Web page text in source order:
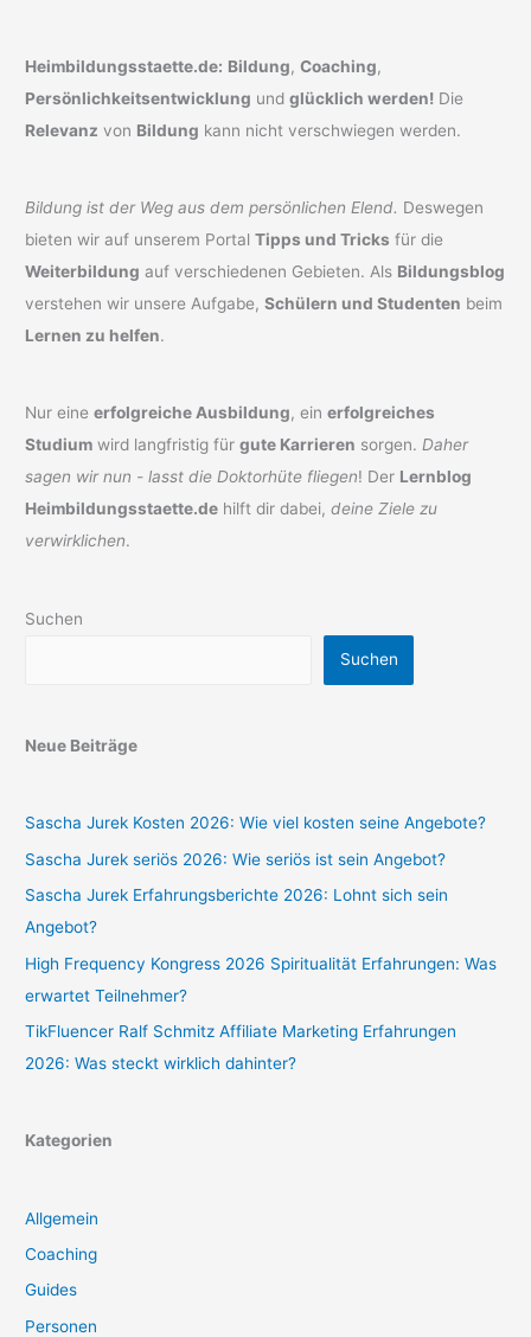
Heimbildungsstaette.de: Bildung,Coaching,
Persönlichkeitsentwicklung undglücklich werden! Die
Relevanz von Bildung kann nicht verschwiegen werden.
Bildung ist der Weg aus dem persönlichen Elend. Deswegen
bieten wir auf unserem PortalTipps und Tricks für die
Weiterbildung auf verschiedenen Gebieten. Als Bildungsblog
verstehen wir unsere Aufgabe,Schülern und Studenten beim
Lernen zu helfen.
Nur eineerfolgreiche Ausbildung, einerfolgreiches
Studium wird langfristig fürgute Karrieren sorgen.Daher
sagen wir nun - lasst die Doktorhüte fliegen! Der Lernblog
Heimbildungsstaette.de hilft dir dabei,deine Ziele zu
verwirklichen.
Suchen
Suchen
Neue Beiträge
Sascha Jurek Kosten 2026: Wie viel kosten seine Angebote?
Sascha Jurek seriös 2026: Wie seriös ist sein Angebot?
Sascha Jurek Erfahrungsberichte 2026: Lohnt sich sein
Angebot?
High Frequency Kongress 2026 Spiritualität Erfahrungen: Was
erwartet Teilnehmer?
TikFluencer Ralf Schmitz Affiliate Marketing Erfahrungen
2026: Was steckt wirklich dahinter?
Kategorien
Allgemein
Coaching
Guides
Personen